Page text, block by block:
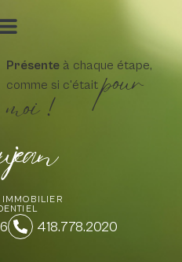
Présenteà chaque étape,
comme si c'était pour
moi !
IMMOBILIER
418.778.2020